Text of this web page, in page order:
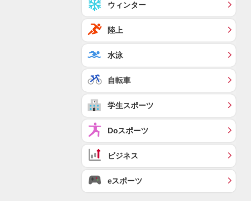
ウィンター
陸上
水泳
自転車
学生スポーツ
Doスポーツ
ビジネス
eスポーツ